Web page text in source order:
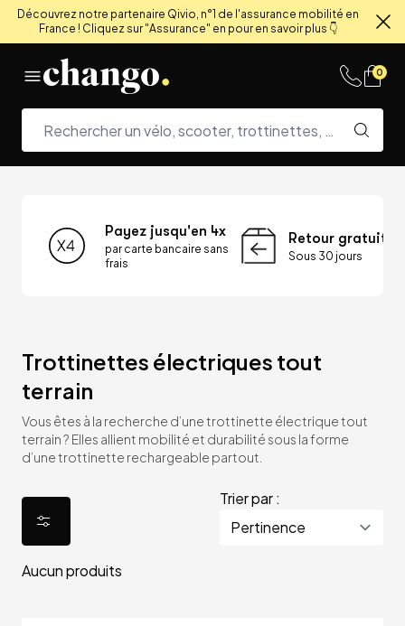
Découvrez notre partenaire Qivio, n°1 de l'assurance mobilité en
France ! Cliquez sur "Assurance" en pour en savoir plus 👇
0
Payez jusqu'en 4x
par carte bancaire sans
frais
Retour gratuit
Sous 30 jours
Trottinettes électriques tout
terrain
Vous êtes à la recherche d’une trottinette électrique tout
terrain ? Elles allient mobilité et durabilité sous la forme
d’une trottinette rechargeable partout.
Trier par :
Aucun produits